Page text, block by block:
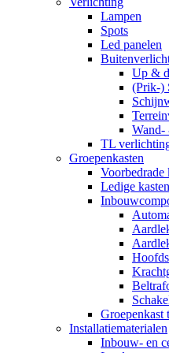
Lampen
Spots
Led panelen
Up &
(Prik-)
TL
Groepenkasten
Voorbedrade
Ledige kasten
Groepenkast
Installatiematerialen
Inbouw- en